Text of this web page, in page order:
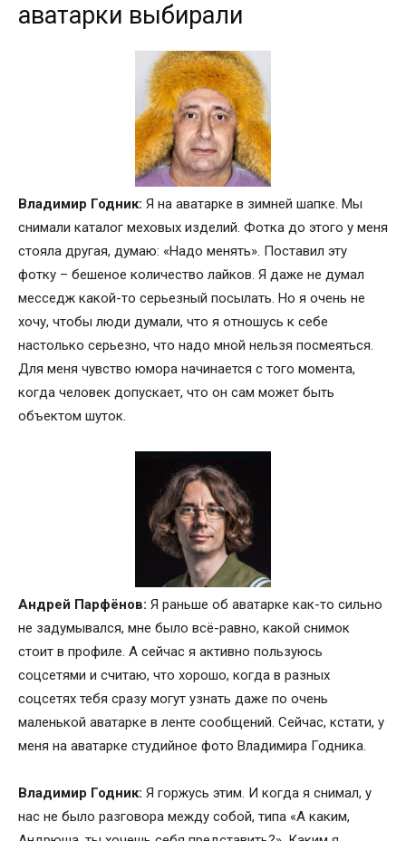
аватарки выбирали
Владимир Годник: Я на аватарке в зимней шапке. Мы
снимали каталог меховых изделий. Фотка до этого у меня
стояла другая, думаю: «Надо менять». Поставил эту
фотку – бешеное количество лайков. Я даже не думал
месседж какой-то серьезный посылать. Но я очень не
хочу, чтобы люди думали, что я отношусь к себе
настолько серьезно, что надо мной нельзя посмеяться.
Для меня чувство юмора начинается с того момента,
когда человек допускает, что он сам может быть
объектом шуток.
Андрей Парфёнов: Я раньше об аватарке как-то сильно
не задумывался, мне было всё-равно, какой снимок
стоит в профиле. А сейчас я активно пользуюсь
соцсетями и считаю, что хорошо, когда в разных
соцсетях тебя сразу могут узнать даже по очень
маленькой аватарке в ленте сообщений. Сейчас, кстати, у
меня на аватарке студийное фото Владимира Годника.
Владимир Годник: Я горжусь этим. И когда я снимал, у
нас не было разговора между собой, типа «А каким,